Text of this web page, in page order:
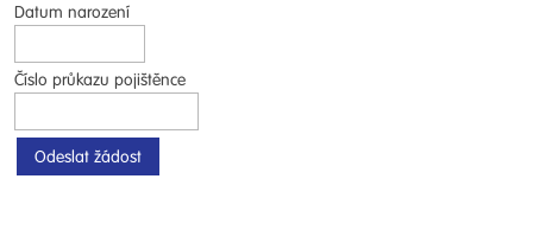
Datum narození
Číslo průkazu pojištěnce